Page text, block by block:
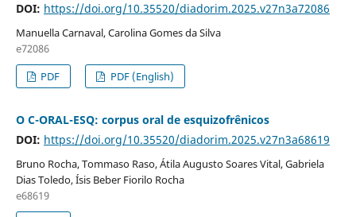
DOI: https://doi.org/10.35520/diadorim.2025.v27n3a72086
Manuella Carnaval, Carolina Gomes da Silva
e72086
PDF
PDF (English)
O C-ORAL-ESQ: corpus oral de esquizofrênicos
DOI: https://doi.org/10.35520/diadorim.2025.v27n3a68619
Bruno Rocha, Tommaso Raso, Átila Augusto Soares Vital, Gabriela
Dias Toledo, Ísis Beber Fiorilo Rocha
e68619